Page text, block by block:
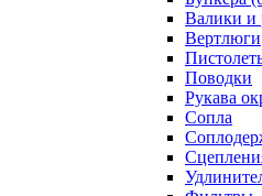
Валики и
Вертлюги
Поводки
Рукава
Сопла